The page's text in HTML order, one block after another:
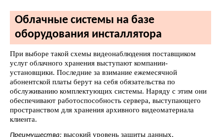
Облачные системы на базе
оборудования инсталлятора
При выборе такой схемы видеонаблюдения поставщиком
услуг облачного хранения выступают компании-
установщики. Последние за взимание ежемесячной
абонентской платы берут на себя обязательства по
обслуживанию комплектующих системы. Наряду с этим они
обеспечивают работоспособность сервера, выступающего
пространством для хранения архивного видеоматериала
клиента.
Преимущества: высокий уровень защиты данных,